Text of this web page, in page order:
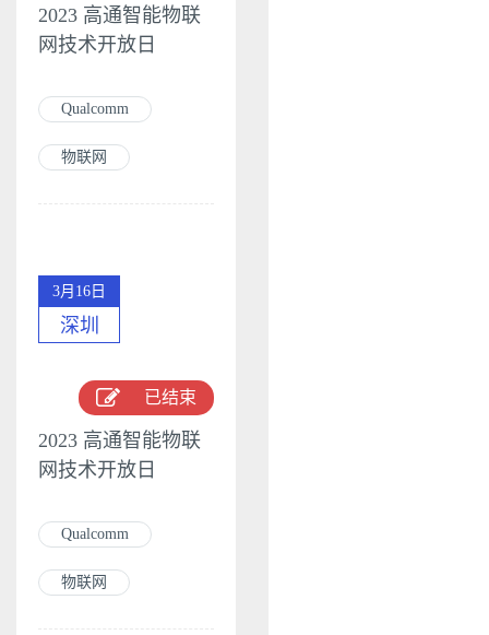
2023 高通智能物联
网技术开放日
Qualcomm
物联网
3月16日
深圳
已结束
2023 高通智能物联
网技术开放日
Qualcomm
物联网